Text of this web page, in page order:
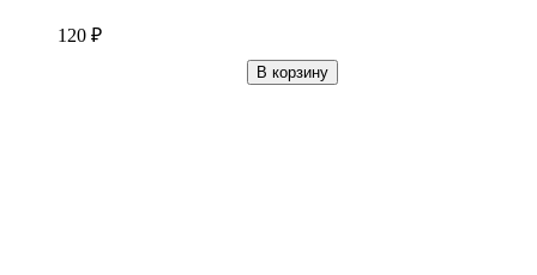
120 ₽
В корзину